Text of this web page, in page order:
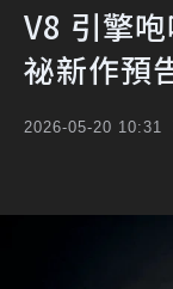
V8 引擎
祕新作預
2026-05-20 10:31